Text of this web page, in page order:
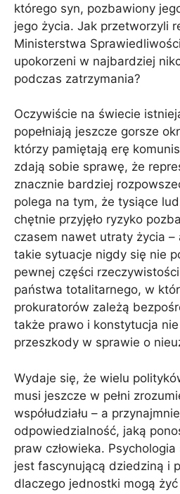
którego syn, pozbawiony
jego życia. Jak przetworzyli
Ministerstwa
upokorzeni w najbardziej
podczas zatrzymania?
Oczywiście na świecie
popełniają jeszcze gorsze
którzy pamiętają erę
zdają sobie sprawę, że
znacznie bardziej
polega na tym, że tysiące
chętnie przyjęło ryzyko
czasem nawet utraty życia –
takie sytuacje nigdy się nie
pewnej części
państwa totalitarnego, w
prokuratorów zależą
także prawo i konstytucja
przeszkody w sprawie o
Wydaje się, że wielu
musi jeszcze w pełni
współudziału – a
odpowiedzialność, jaką
praw człowieka.
jest fascynującą dziedziną i
dlaczego jednostki mogą